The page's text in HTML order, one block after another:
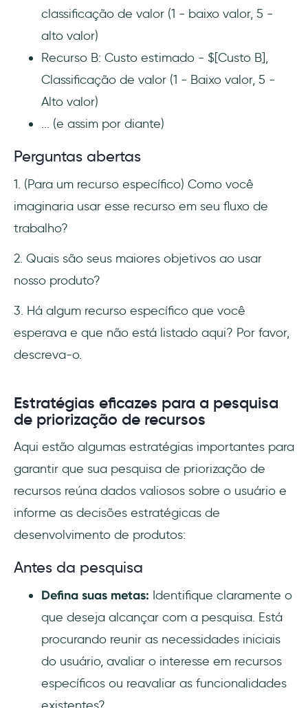
classificação de valor (1 - baixo valor, 5 -
alto valor)
Recurso B: Custo estimado - $[Custo B],
Classificação de valor (1 - Baixo valor, 5 -
Alto valor)
... (e assim por diante)
Perguntas abertas
1. (Para um recurso específico) Como você
imaginaria usar esse recurso em seu fluxo de
trabalho?
2. Quais são seus maiores objetivos ao usar
nosso produto?
3. Há algum recurso específico que você
esperava e que não está listado aqui? Por favor,
descreva-o.
Estratégias eficazes para a pesquisa
de priorização de recursos
Aqui estão algumas estratégias importantes para
garantir que sua pesquisa de priorização de
recursos reúna dados valiosos sobre o usuário e
informe as decisões estratégicas de
desenvolvimento de produtos:
Antes da pesquisa
Defina suas metas: Identifique claramente o
que deseja alcançar com a pesquisa. Está
procurando reunir as necessidades iniciais
do usuário, avaliar o interesse em recursos
específicos ou reavaliar as funcionalidades